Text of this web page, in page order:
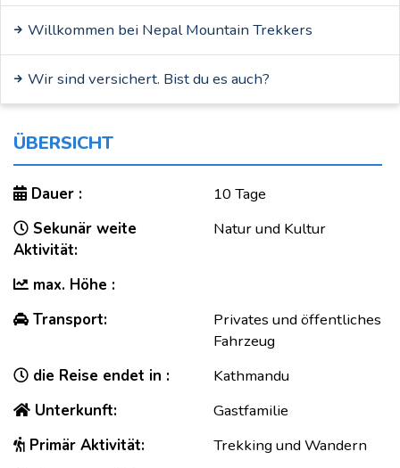
Willkommen bei Nepal Mountain Trekkers
Wir sind versichert. Bist du es auch?
ÜBERSICHT
Dauer :
10 Tage
Sekunär weite
Aktivität:
Natur und Kultur
max. Höhe :
Transport:
Privates und öffentliches
Fahrzeug
die Reise endet in :
Kathmandu
Unterkunft:
Gastfamilie
Primär Aktivität:
Trekking und Wandern